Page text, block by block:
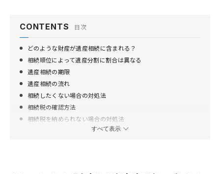
CONTENTS 目次
どのような財産が遺産相続に含まれる？
相続順位によって遺産分割に割合は異なる
遺産相続の期限
遺産相続の流れ
相続したくない場合の対処法
相続税の確認方法
相続税を納められない場合の対処法
遺産相続に対する理解を深めておこう
すべて表示